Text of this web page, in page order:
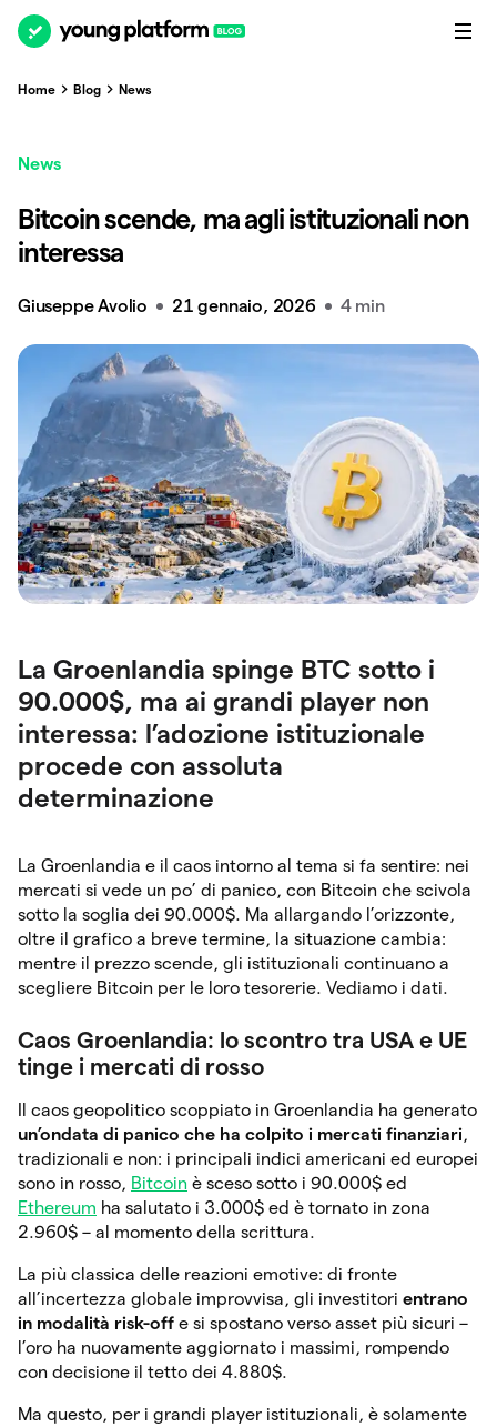
Home Blog News
News
Bitcoin scende, ma agli istituzionali non
interessa
Giuseppe Avolio 21 gennaio, 2026 4 min
La Groenlandia spinge BTC sotto i
90.000$, ma ai grandi player non
interessa: l’adozione istituzionale
procede con assoluta
determinazione
La Groenlandia e il caos intorno al tema si fa sentire: nei
mercati si vede un po’ di panico, con Bitcoin che scivola
sotto la soglia dei 90.000$. Ma allargando l’orizzonte,
oltre il grafico a breve termine, la situazione cambia:
mentre il prezzo scende, gli istituzionali continuano a
scegliere Bitcoin per le loro tesorerie. Vediamo i dati.
Caos Groenlandia: lo scontro tra USA e UE
tinge i mercati di rosso
Il caos geopolitico scoppiato in Groenlandia ha generato
un’ondata di panico che ha colpito i mercati finanziari,
tradizionali e non: i principali indici americani ed europei
sono in rosso, Bitcoin è sceso sotto i 90.000$ ed
Ethereum ha salutato i 3.000$ ed è tornato in zona
2.960$ – al momento della scrittura.
La più classica delle reazioni emotive: di fronte
all’incertezza globale improvvisa, gli investitori entrano
in modalità risk-off e si spostano verso asset più sicuri –
l’oro ha nuovamente aggiornato i massimi, rompendo
con decisione il tetto dei 4.880$.
Ma questo, per i grandi player istituzionali, è solamente